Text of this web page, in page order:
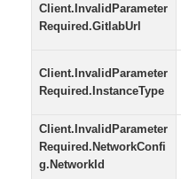
Client.InvalidParameter
Required.GitlabUrl
Client.InvalidParameter
Required.InstanceType
Client.InvalidParameter
Required.NetworkConfi
g.NetworkId